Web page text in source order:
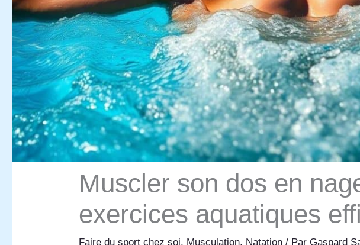
Muscler son dos en
exercices aquatiques
Faire du sport chez soi, Musculation, Natation / ParGaspard